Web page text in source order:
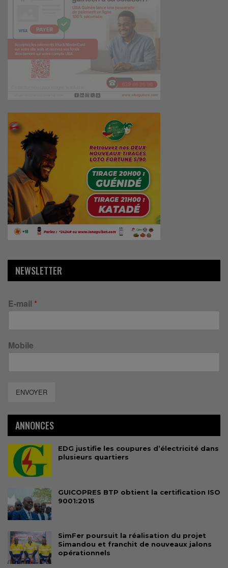
NEWSLETTER
E-mail *
Mobile
ENVOYER
ANNONCES
EDG justifie les coupures d’électricité dans
plusieurs quartiers
GUICOPRES BTP obtient la certification ISO
9001:2015
SimFer poursuit la réalisation du projet
Simandou et franchit de nouveaux jalons
opérationnels